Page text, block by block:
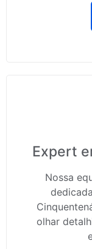
Expert
Nossa
olhar